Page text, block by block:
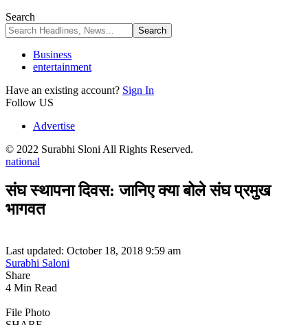
Search
Business
entertainment
Have an existing account? Sign In
Follow US
Advertise
© 2022 Surabhi Sloni All Rights Reserved.
national
संघ स्थापना दिवस: जानिए क्या बोले संघ प्रमुख
भागवत
Last updated: October 18, 2018 9:59 am
Surabhi Saloni
Share
4 Min Read
File Photo